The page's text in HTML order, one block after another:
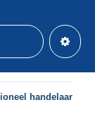
* hôtel de la
handelaar